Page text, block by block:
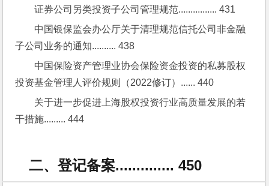
证券公司另类投资子公司管理规范................ 431
中国银保监会办公厅关于清理规范信托公司非金融
子公司业务的通知.......... 438
中国保险资产管理业协会保险资金投资的私募股权
投资基金管理人评价规则（2022修订）...... 440
关于进一步促进上海股权投资行业高质量发展的若
干措施......... 444
二、登记备案.............. 450